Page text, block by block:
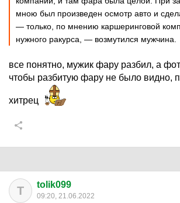
мною был произведен осмотр авто и
— только, по мнению каршеринговой
нужного ракурса, — возмутился мужчина.
все понятно, мужик фару разбил, а
чтобы разбитую фару не было видно,
хитрец
T tolik099
09:20, 21.06.2022